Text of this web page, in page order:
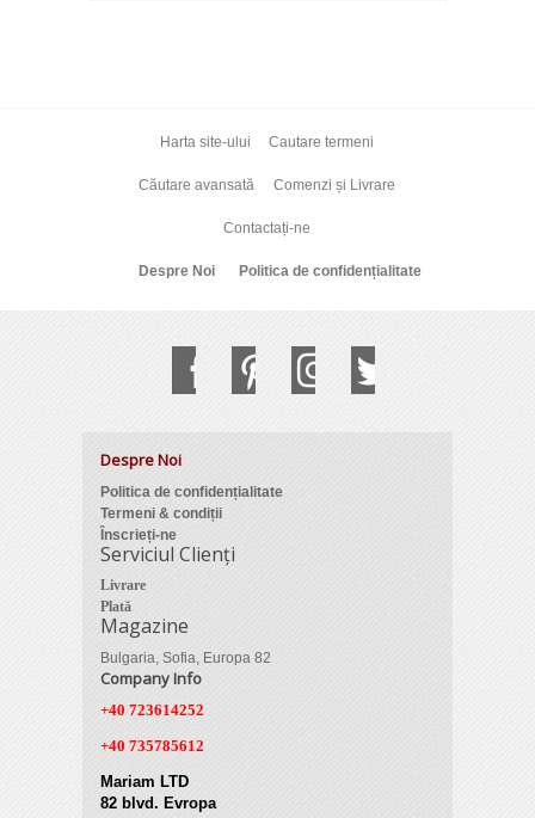
Harta site-ului Cautare termeni
Căutare avansată Comenzi și Livrare
Contactați-ne
Despre Noi Politica de confidențialitate
Despre Noi
Politica de confidențialitate
Termeni & condiții
Înscrieți-ne
Serviciul Clienți
Livrare
Plată
Magazine
Bulgaria, Sofia, Europa 82
Company Info
+40 723614252
+40 735785612
Mariam LTD
82 blvd. Evropa